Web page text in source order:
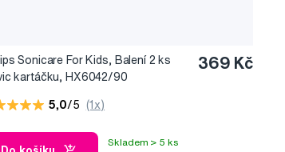
Sonicare For Kids, Balení 2 ks
kartáčku, HX6042/90
369 Kč
5,0/5 (1x)
Skladem > 5 ks